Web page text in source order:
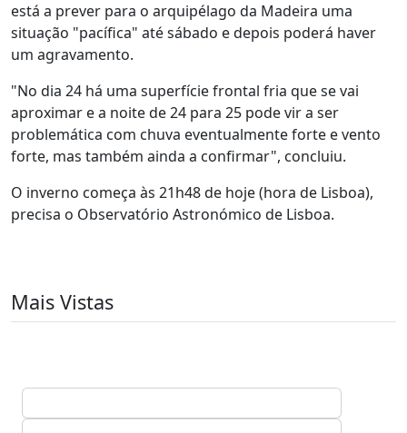
está a prever para o arquipélago da Madeira uma
situação "pacífica" até sábado e depois poderá haver
um agravamento.
"No dia 24 há uma superfície frontal fria que se vai
aproximar e a noite de 24 para 25 pode vir a ser
problemática com chuva eventualmente forte e vento
forte, mas também ainda a confirmar", concluiu.
O inverno começa às 21h48 de hoje (hora de Lisboa),
precisa o Observatório Astronómico de Lisboa.
Mais Vistas